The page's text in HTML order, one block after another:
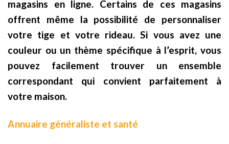
magasins en ligne. Certains de ces magasins
offrent même la possibilité de personnaliser
votre tige et votre rideau. Si vous avez une
couleur ou un thème spécifique à l’esprit, vous
pouvez facilement trouver un ensemble
correspondant qui convient parfaitement à
votre maison.
Annuaire généraliste et santé